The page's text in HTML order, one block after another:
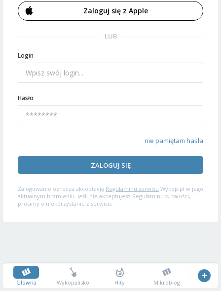
Zaloguj się z Apple
LUB
Login
Hasło
nie pamiętam hasła
ZALOGUJ SIĘ
Zalogowanie oznacza akceptację Regulaminu serwisu Wykop.pl w jego
aktualnym brzmieniu. Jeśli nie akceptujesz Regulaminu w całości,
prosimy o niekorzystanie z serwisu.
Główna Wykopalisko Hity Mikroblog